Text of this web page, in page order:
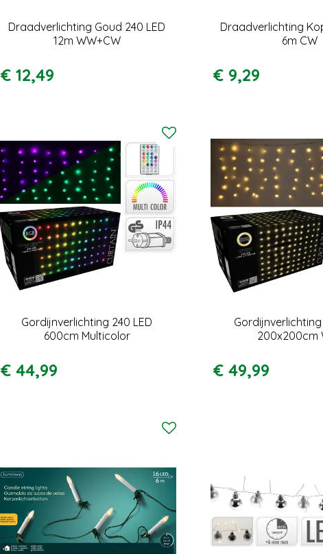
Draadverlichting Goud 240 LED
12m WW+CW
€ 12,49
Draadverlichting
6m CW
€ 9,29
Gordijnverlichting 240 LED
600cm Multicolor
€ 44,99
Gordijnverlichting
200x200cm
€ 49,99